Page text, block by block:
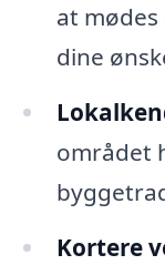
at
dine
området
Kortere